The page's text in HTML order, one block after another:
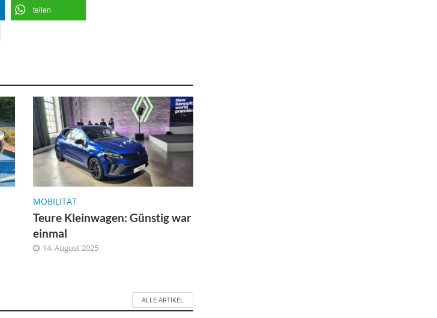
teilen
MOBILITÄT
Teure Kleinwagen: Günstig war
einmal
14. August 2025
ALLE ARTIKEL